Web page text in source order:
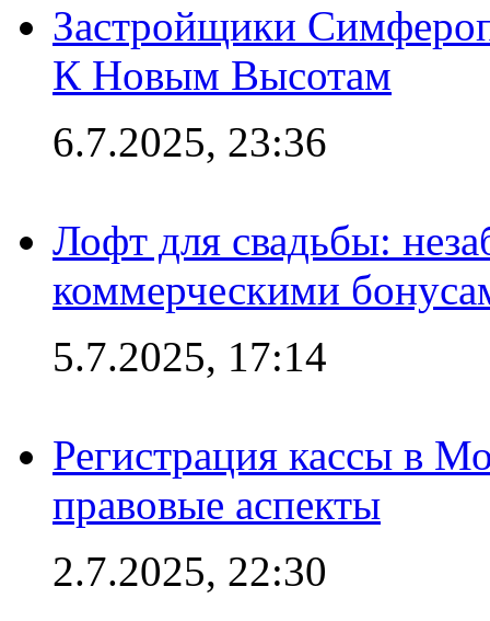
Застройщики
К Новым Высотам
6.7.2025, 23:36
Лофт для свадьбы:
коммерческими
5.7.2025, 17:14
Регистрация кассы в
правовые аспекты
2.7.2025, 22:30